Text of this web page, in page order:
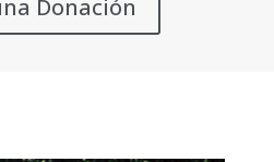
Donación